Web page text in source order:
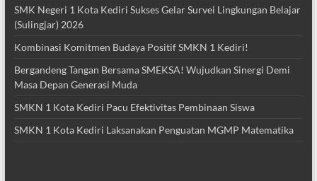
SMK Negeri 1 Kota Kediri Sukses Gelar Survei Lingkungan Belajar
(Sulingjar) 2026
Kombinasi Komitmen Budaya Positif SMKN 1 Kediri!
Bergandeng Tangan Bersama SMEKSA! Wujudkan Sinergi Demi
Masa Depan Generasi Muda
SMKN 1 Kota Kediri Pacu Efektivitas Pembinaan Siswa
SMKN 1 Kota Kediri Laksanakan Penguatan MGMP Matematika